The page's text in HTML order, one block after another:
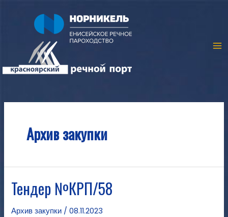
Архив закупки
Тендер №КРП/58
Архив закупки /08.11.2023